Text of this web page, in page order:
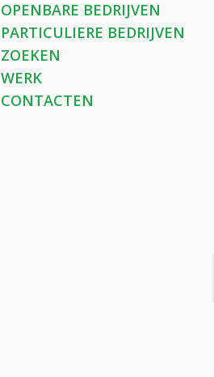
OPENBARE BEDRIJVEN
PARTICULIERE BEDRIJVEN
ZOEKEN
WERK
CONTACTEN